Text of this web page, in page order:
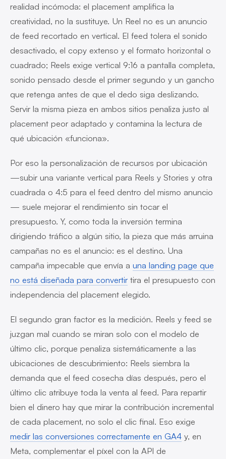
realidad incómoda: el placement amplifica la
creatividad, no la sustituye. Un Reel no es un anuncio
de feed recortado en vertical. El feed tolera el sonido
desactivado, el copy extenso y el formato horizontal o
cuadrado; Reels exige vertical 9:16 a pantalla completa,
sonido pensado desde el primer segundo y un gancho
que retenga antes de que el dedo siga deslizando.
Servir la misma pieza en ambos sitios penaliza justo al
placement peor adaptado y contamina la lectura de
qué ubicación «funciona».
Por eso la personalización de recursos por ubicación
—subir una variante vertical para Reels y Stories y otra
cuadrada o 4:5 para el feed dentro del mismo anuncio
— suele mejorar el rendimiento sin tocar el
presupuesto. Y, como toda la inversión termina
dirigiendo tráfico a algún sitio, la pieza que más arruina
campañas no es el anuncio: es el destino. Una
campaña impecable que envía a una landing page que
no está diseñada para convertir tira el presupuesto con
independencia del placement elegido.
El segundo gran factor es la medición. Reels y feed se
juzgan mal cuando se miran solo con el modelo de
último clic, porque penaliza sistemáticamente a las
ubicaciones de descubrimiento: Reels siembra la
demanda que el feed cosecha días después, pero el
último clic atribuye toda la venta al feed. Para repartir
bien el dinero hay que mirar la contribución incremental
de cada placement, no solo el clic final. Eso exige
medir las conversiones correctamente en GA4 y, en
Meta, complementar el píxel con la API de